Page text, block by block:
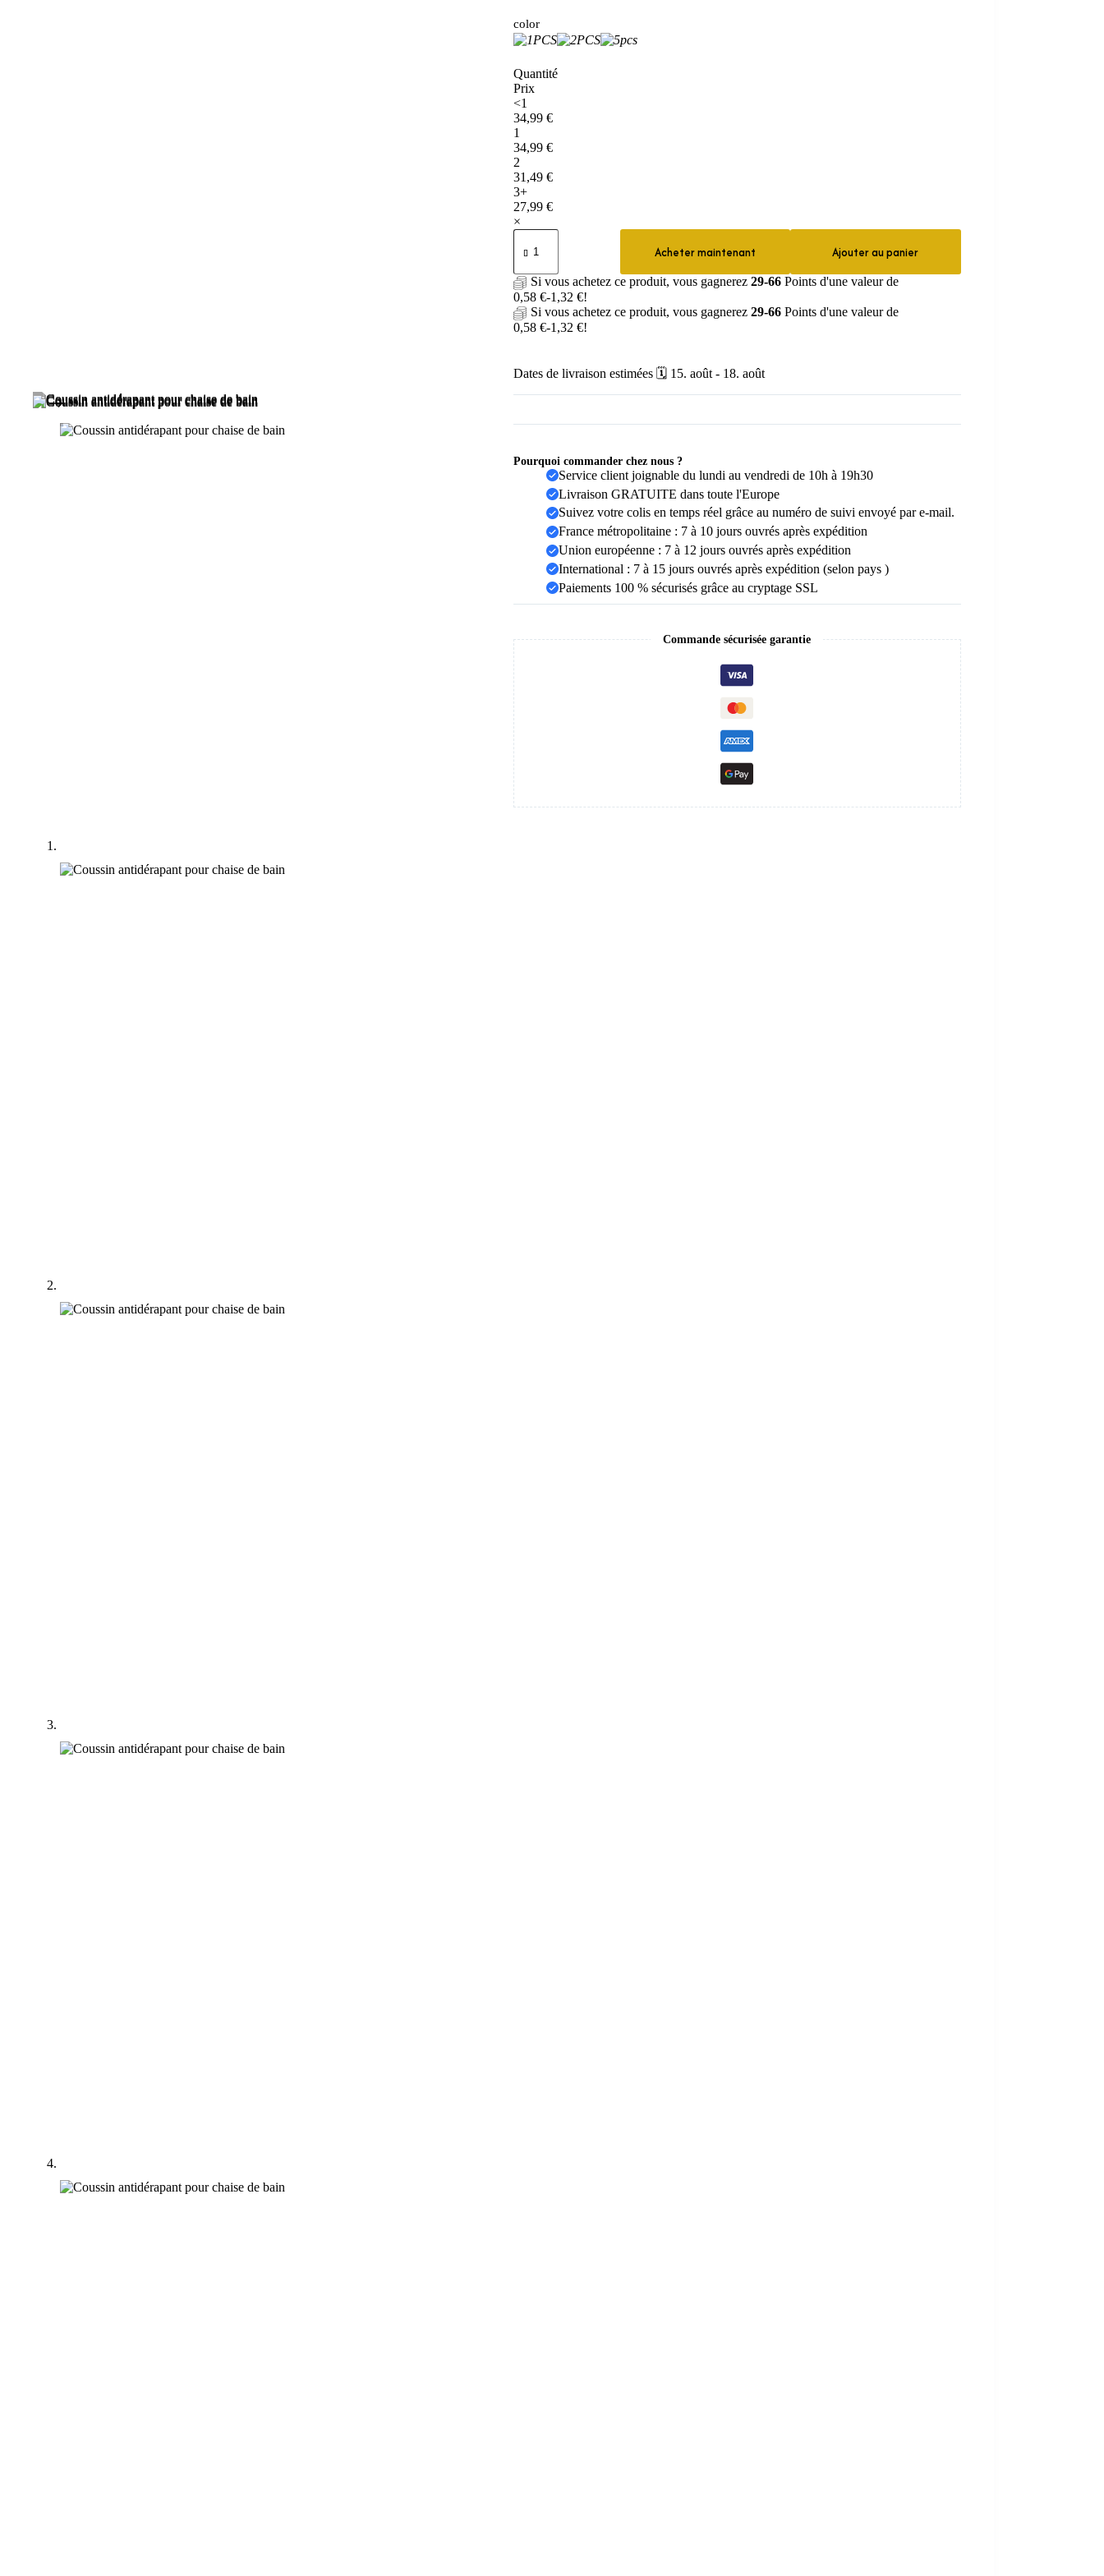
color
Quantité
Prix
<1
34,99 €
1
34,99 €
2
31,49 €
3+
27,99 €
×
quantité
de
antidérapant
pour
chaise
de
bain
Acheter maintenant Ajouter au panier
Si vous achetez ce produit, vous gagnerez 29-66 Points d'une valeur de
0,58 €-1,32 €!
Si vous achetez ce produit, vous gagnerez 29-66 Points d'une valeur de
0,58 €-1,32 €!
Dates de livraison estimées 🗓️ 15. août - 18. août
Pourquoi commander chez nous ?
Service client joignable du lundi au vendredi de 10h à 19h30
Livraison GRATUITE dans toute l'Europe
Suivez votre colis en temps réel grâce au numéro de suivi envoyé par e-mail.
France métropolitaine : 7 à 10 jours ouvrés après expédition
Union européenne : 7 à 12 jours ouvrés après expédition
International : 7 à 15 jours ouvrés après expédition (selon pays )
Paiements 100 % sécurisés grâce au cryptage SSL
Commande sécurisée garantie